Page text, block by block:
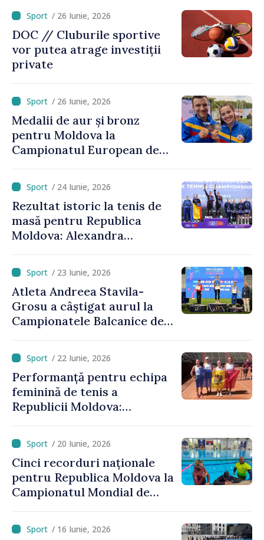
/ 26 Iunie, 2026
DOC // Cluburile sportive
vor putea atrage investiții
private
/ 26 Iunie, 2026
Medalii de aur și bronz
pentru Moldova la
Campionatul European de
devenit campioană
europeană/ 24 Iunie, 2026
Rezultat istoric la tenis de
masă pentru Republica
Moldova: Alexandra
de bronz la Campionatele
Europene/ 23 Iunie, 2026
Atleta Andreea Stavila-
Grosu a câștigat aurul la
Campionatele Balcanice de
/ 22 Iunie, 2026
Performanță pentru echipa
feminină de tenis a
Republicii Moldova:
după o pauză de 25 de ani
/ 20 Iunie, 2026
Cinci recorduri naționale
pentru Republica Moldova la
Campionatul Mondial de
/ 16 Iunie, 2026